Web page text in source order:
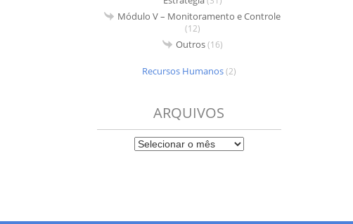
Módulo V – Monitoramento e Controle
(12)
Outros(16)
Recursos Humanos(2)
ARQUIVOS